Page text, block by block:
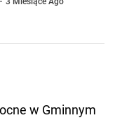
w Gminnym